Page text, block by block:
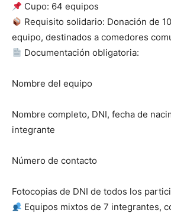
Cupo: 64 equipos
Requisito solidario: Donación de
equipo, destinados a comedores
Documentación obligatoria:
Nombre del equipo
Nombre completo, DNI, fecha de
integrante
Número de contacto
Fotocopias de DNI de todos los
Equipos mixtos de 7 integrantes,